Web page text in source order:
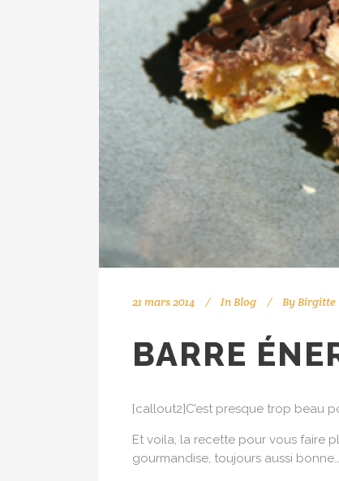
21 mars 2014 In Blog By Birgitte
BARRE
[callout2]C’est presque trop beau
Et voila, la recette pour vous faire
gourmandise, toujours aussi bonne…